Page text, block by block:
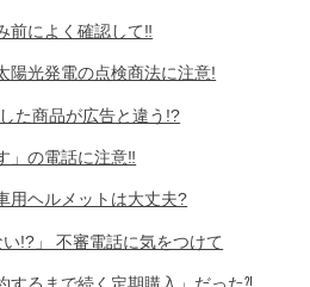
前によく確認して‼
陽光発電の点検商法に注意!
た商品が広告と違う!?
」の電話に注意‼
用ヘルメットは大丈夫?
い!?」 不審電話に気をつけて